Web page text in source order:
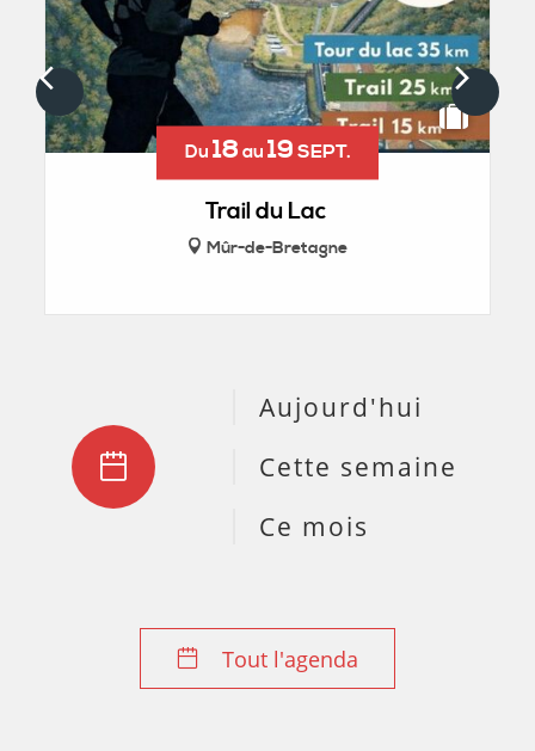
Du 18 au 19 SEPT.
Trail du Lac
Mûr-de-Bretagne
Aujourd'hui
Cette semaine
Ce mois
Tout l'agenda